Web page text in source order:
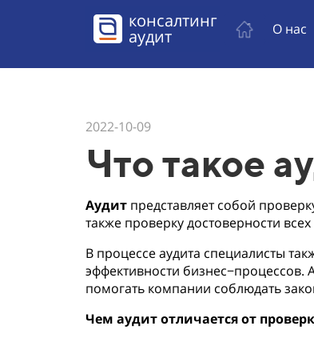
консалтинг
аудит О нас
2022-10-09​​​​
Что такое
Аудит представляет собой
также проверку достоверности
В процессе аудита специалисты
эффективности
помогать компании соблюдать
Чем аудит отличается от